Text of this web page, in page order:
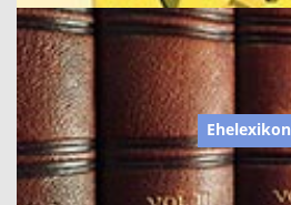
Ehelexikon